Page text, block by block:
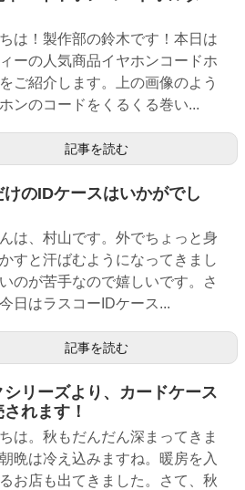
は！製作部の鈴木です！本日は
ーの人気商品イヤホンコードホ
ご紹介します。上の画像のよう
ンのコードをくるくる巻い...
記事を読む
けのIDケースはいかがでし
は、村山です。外でちょっと身
すと汗ばむようになってきまし
のが苦手なので嬉しいです。さ
日はラスコーIDケース...
記事を読む
シリーズより、カードケース
れます！
は。秋もだんだん深まってきま
晩は冷え込みますね。暖房を入
お店も出てきました。さて、秋